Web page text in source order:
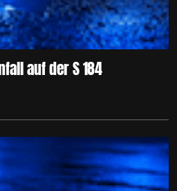
auf der S 184